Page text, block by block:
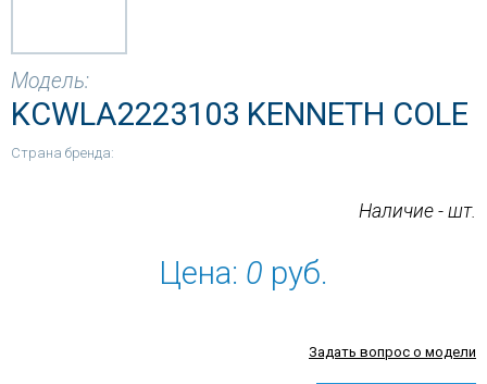
Модель:
KCWLA2223103 KENNETH COLE
Страна бренда:
Наличие - шт.
Цена: 0 руб.
Задать вопрос о модели